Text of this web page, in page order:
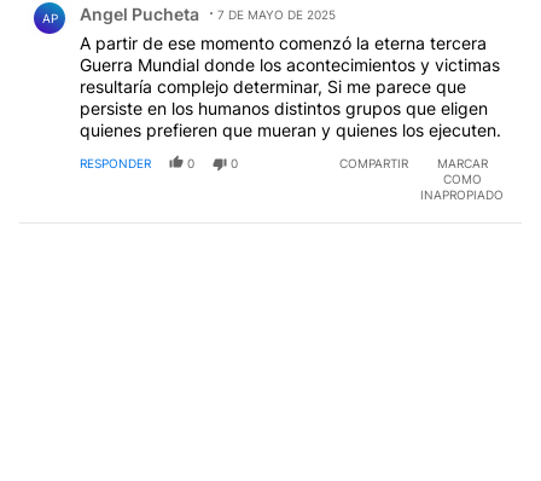
AP Angel Pucheta 7 DE MAYO DE 2025
A partir de ese momento comenzó la eterna tercera
Guerra Mundial donde los acontecimientos y victimas
resultaría complejo determinar, Si me parece que
persiste en los humanos distintos grupos que eligen
quienes prefieren que mueran y quienes los ejecuten.
RESPONDER 0 0 COMPARTIR
MARCAR
COMO
INAPROPIADO